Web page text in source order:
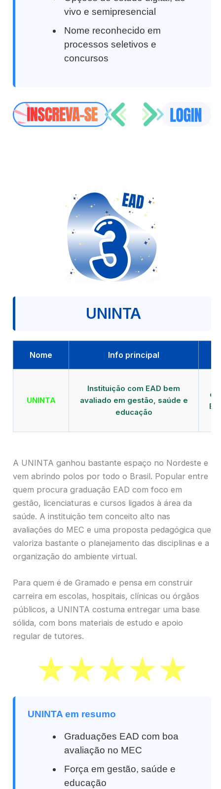
vivo e semipresencial
Nome reconhecido em
processos seletivos e
concursos
UNINTA
Nome Info principal
UNINTA
Instituição com EAD bem
avaliado em gestão, saúde e
educação
A UNINTA ganhou bastante espaço no Nordeste e
vem abrindo polos por todo o Brasil. Popular entre
quem procura graduação EAD com foco em
gestão, licenciaturas e cursos ligados à área da
saúde. A instituição tem conceito alto nas
avaliações do MEC e uma proposta pedagógica que
valoriza bastante o planejamento das disciplinas e a
organização do ambiente virtual.
Para quem é de Gramado e pensa em construir
carreira em escolas, hospitais, clínicas ou órgãos
públicos, a UNINTA costuma entregar uma base
sólida, com bons materiais de estudo e apoio
regular de tutores.
UNINTA em resumo
Graduações EAD com boa
avaliação no MEC
Força em gestão, saúde e
educação